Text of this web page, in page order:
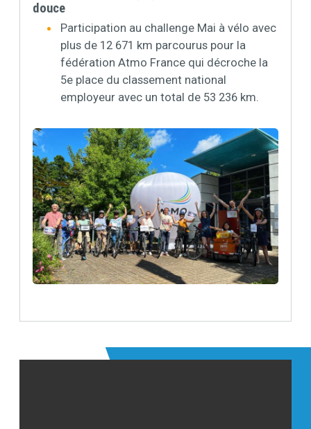
douce
Participation au challenge Mai à vélo avec
plus de 12 671 km parcourus pour la
fédération Atmo France qui décroche la
5e place du classement national
employeur avec un total de 53 236 km.